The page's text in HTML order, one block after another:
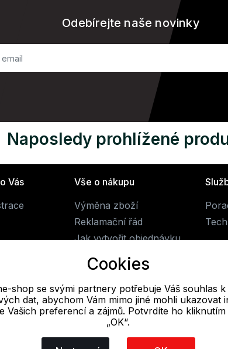
Odebírejte naše novinky
Naposledy prohlížené
Vás
Vše o nákupu
Výměna zboží
Reklamační řád
Jak vytvořit objednávku
Obchodní podmínky
Doprava
E-mail
obchod@alpine-shop.cz
Cookies
shop se svými partnery potřebuje Váš souhlas
dat, abychom Vám mimo jiné mohli ukazovat
Vašich preferencí a zájmů. Potvrdíte ho
„OK“.